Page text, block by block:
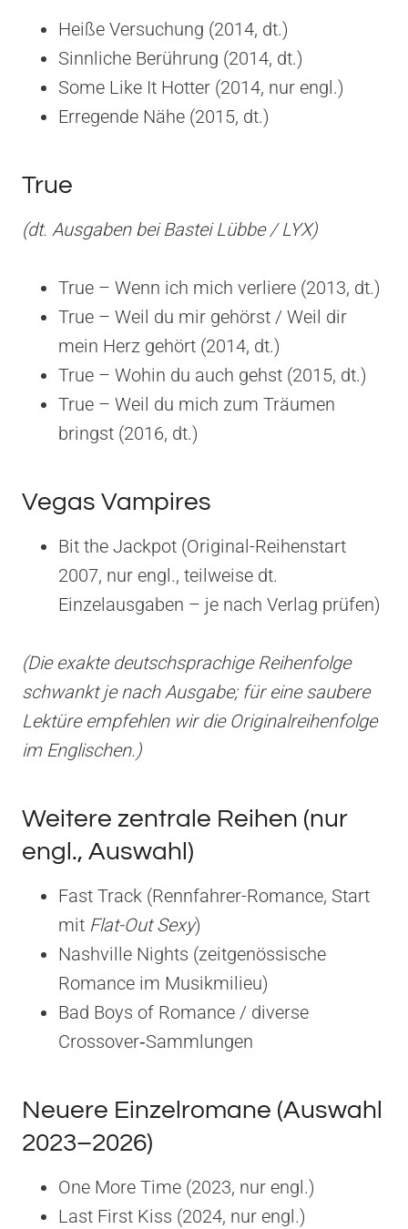
Heiße Versuchung (2014, dt.)
Sinnliche Berührung (2014, dt.)
Some Like It Hotter (2014, nur engl.)
Erregende Nähe (2015, dt.)
True
(dt. Ausgaben bei Bastei Lübbe / LYX)
True – Wenn ich mich verliere (2013, dt.)
True – Weil du mir gehörst / Weil dir
mein Herz gehört (2014, dt.)
True – Wohin du auch gehst (2015, dt.)
True – Weil du mich zum Träumen
bringst (2016, dt.)
Vegas Vampires
Bit the Jackpot (Original-Reihenstart
2007, nur engl., teilweise dt.
Einzelausgaben – je nach Verlag prüfen)
(Die exakte deutschsprachige Reihenfolge
schwankt je nach Ausgabe; für eine saubere
Lektüre empfehlen wir die Originalreihenfolge
im Englischen.)
Weitere zentrale Reihen (nur
engl., Auswahl)
Fast Track (Rennfahrer-Romance, Start
mit Flat-Out Sexy)
Nashville Nights (zeitgenössische
Romance im Musikmilieu)
Bad Boys of Romance / diverse
Crossover‑Sammlungen
Neuere Einzelromane (Auswahl
2023–2026)
One More Time (2023, nur engl.)
Last First Kiss (2024, nur engl.)